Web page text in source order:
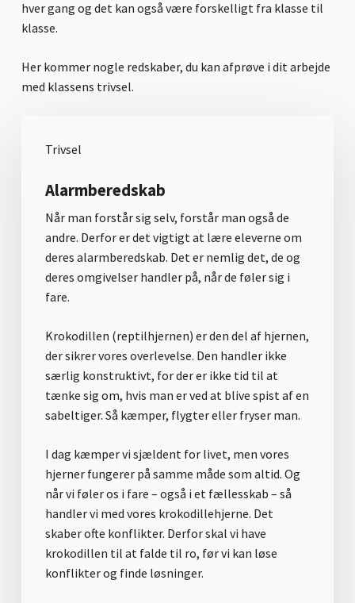
hver gang og det kan også være forskelligt fra klasse til
klasse.
Her kommer nogle redskaber, du kan afprøve i dit arbejde
med klassens trivsel.
Trivsel
Alarmberedskab
Når man forstår sig selv, forstår man også de
andre. Derfor er det vigtigt at lære eleverne om
deres alarmberedskab. Det er nemlig det, de og
deres omgivelser handler på, når de føler sig i
fare.
Krokodillen (reptilhjernen) er den del af hjernen,
der sikrer vores overlevelse. Den handler ikke
særlig konstruktivt, for der er ikke tid til at
tænke sig om, hvis man er ved at blive spist af en
sabeltiger. Så kæmper, flygter eller fryser man.
I dag kæmper vi sjældent for livet, men vores
hjerner fungerer på samme måde som altid. Og
når vi føler os i fare – også i et fællesskab – så
handler vi med vores krokodillehjerne. Det
skaber ofte konflikter. Derfor skal vi have
krokodillen til at falde til ro, før vi kan løse
konflikter og finde løsninger.